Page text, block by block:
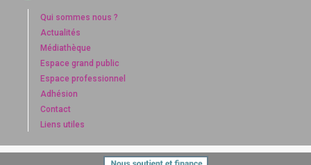
Qui sommes nous ?
Actualités
Médiathèque
Espace grand public
Espace professionnel
Adhésion
Contact
Liens utiles